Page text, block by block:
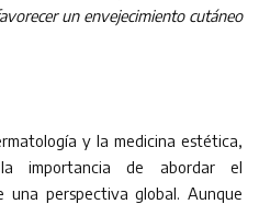
un envejecimiento cutáneo
y la medicina estética,
importancia de abordar el
una perspectiva global. Aunque